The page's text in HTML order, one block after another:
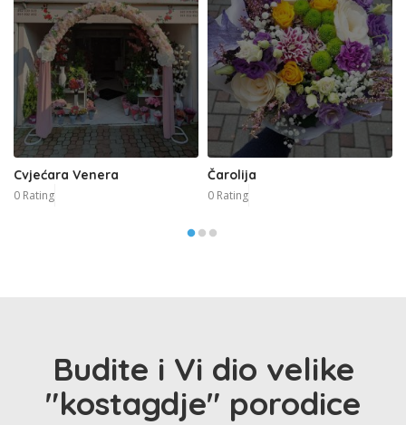
Cvjećara Venera
0 Rating
Čarolija
0 Rating
Budite i Vi dio velike
"kostagdje" porodice